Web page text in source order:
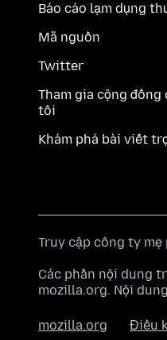
Báo cáo lạm dụng
Mã nguồn
Twitter
Tham gia cộng đồng
tôi
Khám phá bài viết
Truy cập công ty
Các phần nội dung
mozilla.org. Nội
mozilla.org Điều